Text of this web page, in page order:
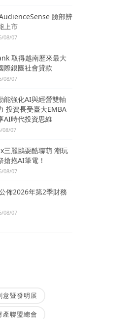
臉部辨
上市
08/07
取得越南歷來最大
際銀團社會貸款
08/07
能強化AI與經營雙軸
投資長受臺大EMBA
AI時代投資思維
08/07
三麗鷗耍酷聯萌 潮玩
搶抱AI筆電！
08/07
佈2026年第2季財務
08/07
意暨發明展
產聯盟總會